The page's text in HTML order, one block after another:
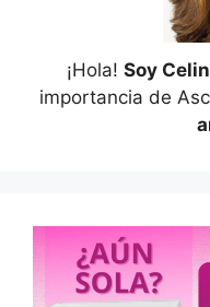
¡Hola! Soy
importancia de